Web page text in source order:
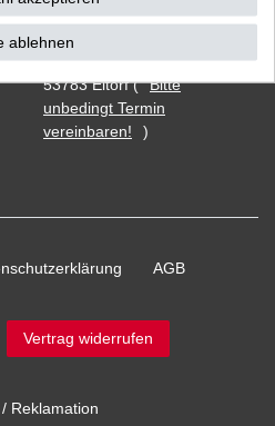
Vorkasse
Barzahlung bei Abholung in
53783 Eitorf (
Bitte
unbedingt Termin
vereinbaren!
)
AGB
Vertrag widerrufen
Reklamation
ablehnen